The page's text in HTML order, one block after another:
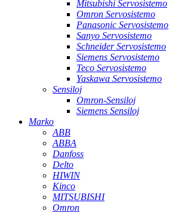
Mitsubishi Servosistemo
Omron Servosistemo
Panasonic Servosistemo
Sanyo Servosistemo
Schneider Servosistemo
Siemens Servosistemo
Teco Servosistemo
Yaskawa Servosistemo
Sensiloj
Omron-Sensiloj
Siemens Sensiloj
Marko
ABB
ABBA
Danfoss
Delto
HIWIN
Kinco
MITSUBISHI
Omron